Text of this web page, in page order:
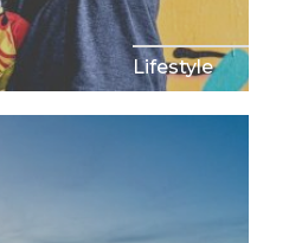
Lifestyle